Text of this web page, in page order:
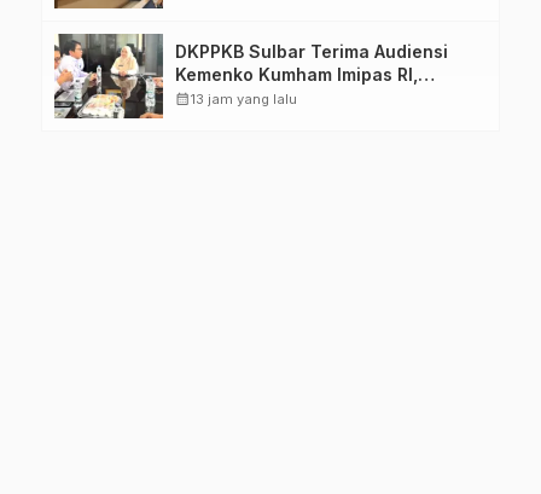
DKPPKB Sulbar Terima Audiensi
Kemenko Kumham Imipas RI,
Perkuat Pelayanan Kesehatan bagi
calendar_month13 jam yang lalu